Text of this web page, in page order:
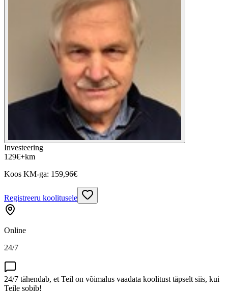
Investeering
129€+km
Koos KM-ga: 159,96€
Registreeru koolitusele
Online
24/7
24/7 tähendab, et Teil on võimalus vaadata koolitust täpselt siis, kui
Teile sobib!